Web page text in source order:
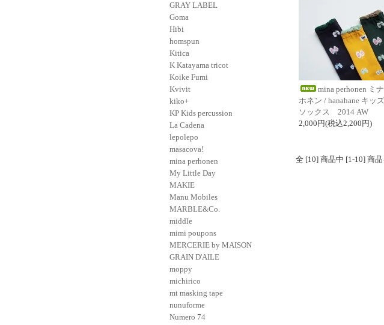
GRAY LABEL
Goma
Hibi
homspun
Kitica
K Katayama tricot
Koike Fumi
Kvivit
kiko+
KP Kids percussion
La Cadena
lepolepo
masacova!
mina perhonen
My Little Day
MAKIE
Manu Mobiles
MARBLE&Co.
middle
mimi poupons
MERCERIE by MAISON
GRAIN D'AILE
moppy
michirico
mt masking tape
nunuforme
Numero 74
mina perhonen ミ
ホネン / hanahane キッ
ソックス 2014 AW
2,000円(税込2,200円)
全 [10] 商品中 [1-10] 商